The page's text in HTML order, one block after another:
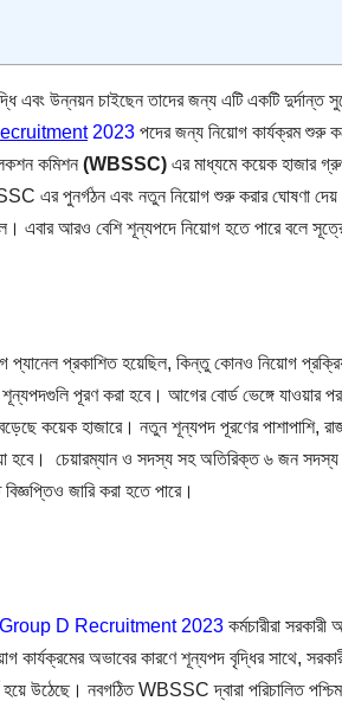
বৃদ্ধি এবং উন্নয়ন চাইছেন তাদের জন্য এটি একটি
2023 পদের জন্য নিয়োগ কার্যক্রম শুরু
কমিশন (WBSSC) এর মাধ্যমে কয়েক হাজার
এর পুনর্গঠন এবং নতুন নিয়োগ শুরু করার ঘোষণা
এবার আরও বেশি শূন্যপদে নিয়োগ হতে পারে বলে
প্রকাশিত হয়েছিল, কিন্তু কোনও নিয়োগ
পূরণ করা হবে। আগের বোর্ড ভেঙ্গে যাওয়ার
কয়েক হাজারে। নতুন শূন্যপদ পূরণের পাশাপাশি,
চেয়ারম্যান ও সদস্য সহ অতিরিক্ত ৬ জন সদস্য
জারি করা হতে পারে।
D Recruitment 2023 কর্মচারীরা
কার্যক্রমের অভাবের কারণে শূন্যপদ বৃদ্ধির সাথে,
উঠেছে। নবগঠিত WBSSC দ্বারা পরিচালিত